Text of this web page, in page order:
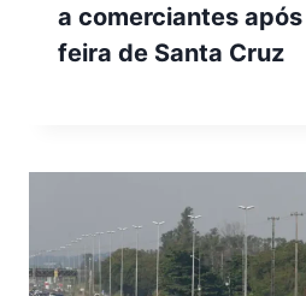
a comerciantes
feira de Santa Cruz